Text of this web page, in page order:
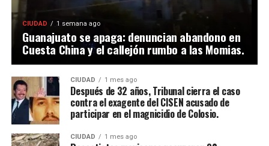
CIUDAD 1 semana ago
Guanajuato se apaga: denuncian abandono en
Cuesta China y el callejón rumbo a las Momias.
CIUDAD 1 mes ago
Después de 32 años, Tribunal cierra el caso
contra el exagente del CISEN acusado de
participar en el magnicidio de Colosio.
CIUDAD 1 mes ago